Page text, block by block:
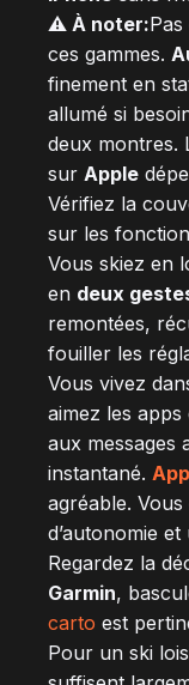
⚠️ À noter:Pas
ces gammes.
finement en
allumé si
deux montres.
sur Apple
Vérifiez la
sur les
Vous skiez en
en deux
remontées,
fouiller les
Vous vivez
aimez les
aux messages
instantané.
agréable.
d’autonomie
Regardez la
Garmin,
carto est
Pour un ski